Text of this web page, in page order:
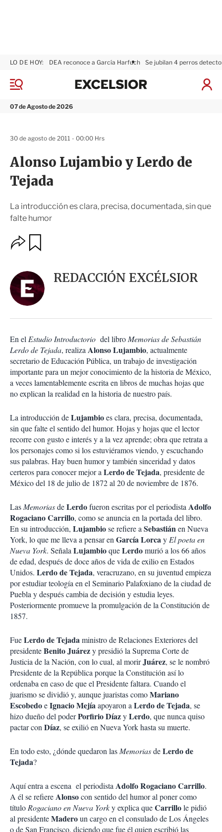
M
n
07 de Agosto de 2026
LO DE HOY: DEA reconoce a García Harfuch Se jubilan 4 perros
I
x
Alonso Lujambio y Lerdo de
Tejada
La introducción es clara, precisa, documentada, sin que
falte humor
30 de agosto de 2011 - 00:00 Hrs
O
p
n
e
s
o
m
p
a
r
i
a
r
REDACCIÓN EXCÉLSIOR
En el Estudio Introductorio del libro Memorias de Sebastián
Lerdo de Tejada, realiza Alonso Lujambio, actualmente
secretario de Educación Pública, un trabajo de investigación
importante para un mejor conocimiento de la historia de México,
a veces lamentablemente escrita en libros de muchas hojas que
no explican la realidad en la historia de nuestro país.
La introducción deLujambioes clara, precisa, documentada,
sin que falte el sentido del humor. Hojas y hojas que el lector
recorre con gusto e interés y a la vez aprende; obra que retrata a
los personajes como si los estuviéramos viendo, y escuchando
sus palabras. Hay buen humor y también sinceridad y datos
certeros para conocer mejor a Lerdo de Tejada, presidente de
México del 18 de julio de 1872 al 20 de noviembre de 1876.
Las MemoriasdeLerdofueron escritas por el periodista Adolfo
Rogaciano Carrillo, como se anuncia en la portada del libro.
En su introducción, Lujambiose refiere a Sebastiánen Nueva
York, lo que me lleva a pensar en García Lorcay El poeta en
Nueva York. Señala LujambioqueLerdomurió a los 66 años
de edad, después de doce años de vida de exilio en Estados
Unidos. Lerdo de Tejada, veracruzano, en su juventud empieza
por estudiar teología en el Seminario Palafoxiano de la ciudad de
Puebla y después cambia de decisión y estudia leyes.
Posteriormente promueve la promulgación de la Constitución de
1857.
FueLerdo de Tejadaministro de Relaciones Exteriores del
presidenteBenito Juárezy presidió la Suprema Corte de
Justicia de la Nación, con lo cual, al morirJuárez, se le nombró
Presidente de la República porque la Constitución así lo
ordenaba en caso de que el Presidente faltara. Cuando el
juarismo se dividió y, aunque juaristas comoMariano
EscobedoeIgnacio Mejíaapoyaron a Lerdo de Tejada, se
hizo dueño del poderPorfirio DíazyLerdo, que nunca quiso
pactar con Díaz, se exilió en Nueva York hasta su muerte.
En todo esto, ¿dónde quedaron las MemoriasdeLerdo de
Tejada?
Aquí entra a escena el periodista Adolfo Rogaciano Carrillo.
A él se refiereAlonsocon sentido del humor al poner como
título Rogaciano en Nueva Yorky explica queCarrillole pidió
al presidenteMaderoun cargo en el consulado de Los Ángeles
o de San Francisco, diciendo que fue él quien escribió las